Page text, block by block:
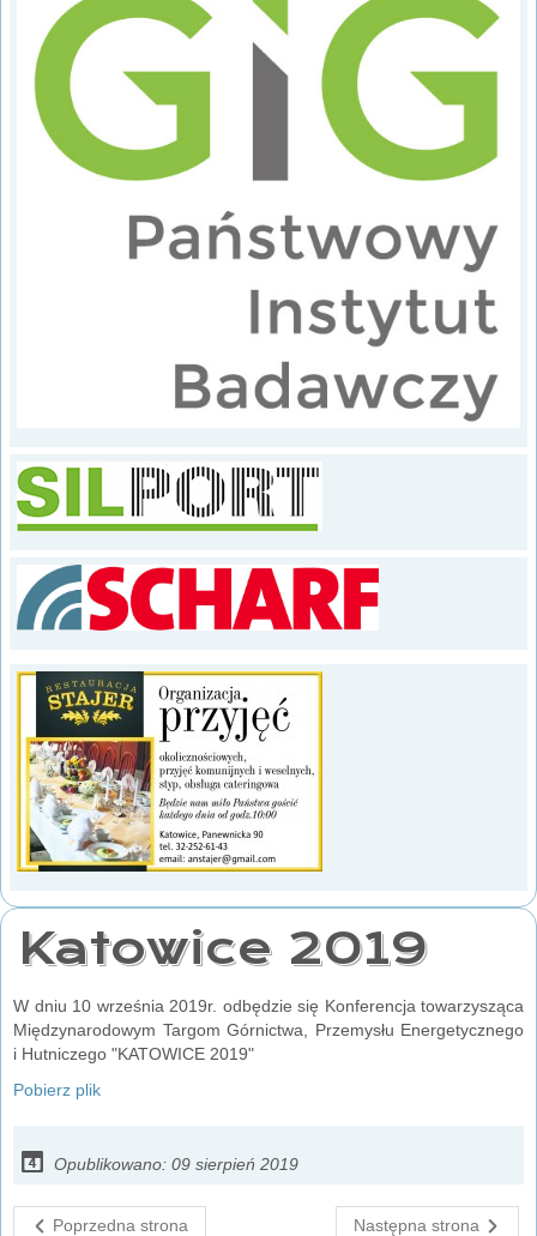
Katowice 2019
W dniu 10 września 2019r. odbędzie się Konferencja towarzysząca
Międzynarodowym Targom Górnictwa, Przemysłu Energetycznego
i Hutniczego "KATOWICE 2019"
Pobierz plik
Opublikowano: 09 sierpień 2019
Poprzedna strona Następna strona